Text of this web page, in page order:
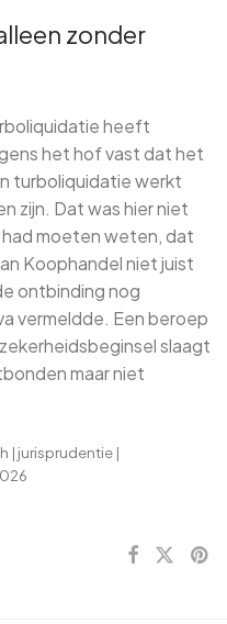
zonder
heeft
het hof vast dat het
turboliquidatie werkt
zijn. Dat was hier niet
moeten weten, dat
Koophandel niet juist
ontbinding nog
vermeldde. Een beroep
slaagt
maar niet
| jurisprudentie |